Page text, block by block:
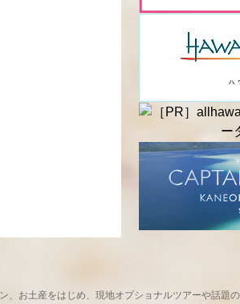
お土産をはじめ、現地オプショナルツアーや話題